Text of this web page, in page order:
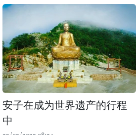
安子在成为世界遗产的行程
中